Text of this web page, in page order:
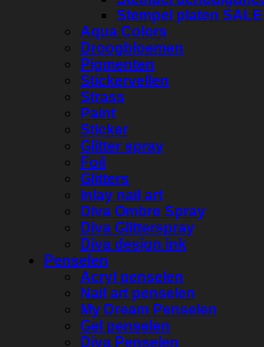
Stempel platen SALE
Aqua Colors
Droogbloemen
Pigmenten
Stickervellen
Strass
Paint
Sticker
Glitter spray
Foil
Glitters
Inlay nail art
Diva Ombre Spray
Diva Glitterspray
Diva design ink
Penselen
Acryl penselen
Nail art penselen
My Dream Penselen
Gel penselen
Diva Penselen